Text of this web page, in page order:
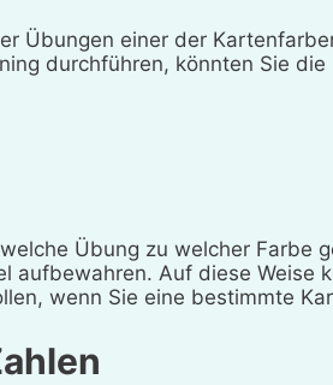
Übungen einer der
durchführen, könnten Sie
Übung zu welcher Farbe
aufbewahren. Auf diese Weise
wenn Sie eine bestimmte